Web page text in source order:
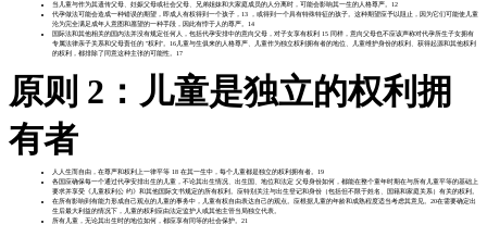
当儿童与作为其遗传父母、妊娠父母或社会父母、兄弟姐妹和大家庭成员的人分离时，可能会影响其一生的人格尊严。12
代孕做法可能会造成一种错误的期望，即成人有权得到一个孩子，13 ，或得到一个具有特殊特征的孩子。这种期望应予以阻止，因为它们可能使儿童
沦为完全满足成年人意图和愿望的一种手段，因此有悖于人的尊严。14
国际法和其他相关的国内法并没有规定任何人，包括代孕安排中的意向父母，对子女享有权利 15 同样，意向父母也不应该声称对代孕所生子女拥有
专属法律亲子关系和父母责任的 "权利"。16儿童与生俱来的人格尊严、儿童作为独立权利拥有者的地位、儿童维护身份的权利、获得起源和其他权利
的权利，都排除了同意这种主张的可能性。17
原则 2：儿童是独立的权利拥
有者
人人生而自由，在尊严和权利上一律平等 18 在其一生中，每个儿童都是独立的权利拥有者。19
各国应确保每一个通过代孕安排出生的儿童，不论其出生情况、出生国、地位和法定 父母身份如何，都能在整个童年时期在与所有儿童平等的基础上
要求并享受《儿童权利公 约》和其他国际文书规定的所有权利。应特别关注与出生登记和身份（包括但不限于姓名、国籍和家庭关系）有关的权利。
在所有影响到有能力形成自己观点的儿童的事务中，儿童有权自由表达自己的观点。应根据儿童的年龄和成熟程度适当考虑其意见。20在需要确定出
生后最大利益的情况下，儿童的权利应由法定监护人或其他主管当局独立代表。
所有儿童，无论其出生时的地位如何，都应享有同等的社会保护。21